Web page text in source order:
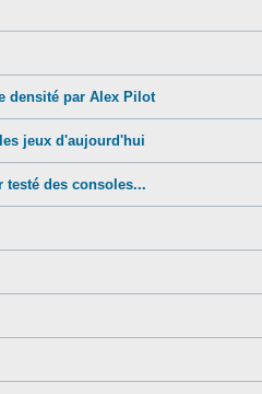
densité par Alex Pilot
jeux d'aujourd'hui
testé des consoles...